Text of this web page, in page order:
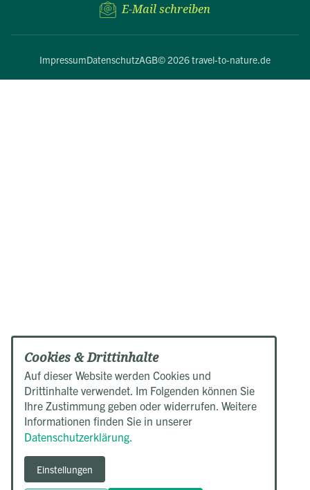
E-Mail schreiben
ImpressumDatenschutzAGB© 2026 travel-to-nature.de
Cookies & Drittinhalte
Auf dieser Website werden Cookies und
Drittinhalte verwendet. Im Folgenden können Sie
Ihre Zustimmung geben oder widerrufen. Weitere
Informationen finden Sie in unserer
Datenschutzerklärung.
Einstellungen